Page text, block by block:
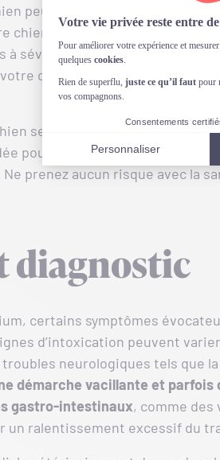
peut être grave et
chien a ingéré de l’Imodium, il
à sévères, incluant destroubles
chien, surtout chez les
semble bien aller au début,
pour évaluer son état de
prenez aucun risque avec la
diagnostic
certains symptômes
d’intoxication peuvent
neurologiques tels que la
démarche vacillante et parfois
gastro-intestinaux, comme des
un ralentissement excessif du